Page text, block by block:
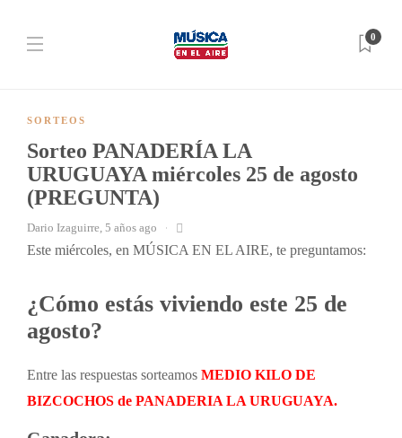
0
SORTEOS
Sorteo PANADERÍA LA
URUGUAYA miércoles 25 de agosto
(PREGUNTA)
Dario Izaguirre, 5 años ago
Este miércoles, en MÚSICA EN EL AIRE, te preguntamos:
¿Cómo estás viviendo este 25 de
agosto?
Entre las respuestas sorteamos MEDIO KILO DE
BIZCOCHOS de PANADERIALA URUGUAYA.